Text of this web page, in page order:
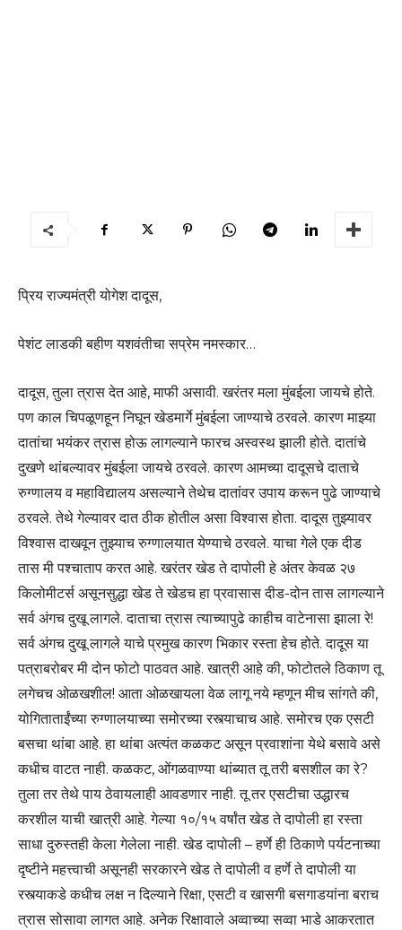
प्रिय राज्यमंत्री योगेश दादूस,
पेशंट लाडकी बहीण यशवंतीचा सप्रेम नमस्कार…
दादूस, तुला त्रास देत आहे, माफी असावी. खरंतर मला मुंबईला जायचे होते.
पण काल चिपळूणहून निघून खेडमार्गे मुंबईला जाण्याचे ठरवले. कारण माझ्या
दातांचा भयंकर त्रास होऊ लागल्याने फारच अस्वस्थ झाली होते. दातांचे
दुखणे थांबल्यावर मुंबईला जायचे ठरवले. कारण आमच्या दादूसचे दाताचे
रुग्णालय व महाविद्यालय असल्याने तेथेच दातांवर उपाय करून पुढे जाण्याचे
ठरवले. तेथे गेल्यावर दात ठीक होतील असा विश्वास होता. दादूस तुझ्यावर
विश्वास दाखवून तुझ्याच रुग्णालयात येण्याचे ठरवले. याचा गेले एक दीड
तास मी पश्चाताप करत आहे. खरंतर खेड ते दापोली हे अंतर केवळ २७
किलोमीटर्स असूनसुद्धा खेड ते खेडच हा प्रवासास दीड-दोन तास लागल्याने
सर्व अंगच दुखू लागले. दाताचा त्रास त्याच्यापुढे काहीच वाटेनासा झाला रे!
सर्व अंगच दुखू लागले याचे प्रमुख कारण भिकार रस्ता हेच होते. दादूस या
पत्राबरोबर मी दोन फोटो पाठवत आहे. खात्री आहे की, फोटोतले ठिकाण तू
लगेचच ओळखशील! आता ओळखायला वेळ लागू नये म्हणून मीच सांगते की,
योगिताताईंच्या रुग्णालयाच्या समोरच्या रस्त्याचाच आहे. समोरच एक एसटी
बसचा थांबा आहे. हा थांबा अत्यंत कळकट असून प्रवाशांना येथे बसावे असे
कधीच वाटत नाही. कळकट, ओंगळवाण्या थांब्यात तू तरी बसशील का रे?
तुला तर तेथे पाय ठेवायलाही आवडणार नाही. तू तर एसटीचा उद्धारच
करशील याची खात्री आहे. गेल्या १०/१५ वर्षांत खेड ते दापोली हा रस्ता
साधा दुरुस्तही केला गेलेला नाही. खेड दापोली – हर्णे ही ठिकाणे पर्यटनाच्या
दृष्टीने महत्त्वाची असूनही सरकारने खेड ते दापोली व हर्णे ते दापोली या
रस्त्याकडे कधीच लक्ष न दिल्याने रिक्षा, एसटी व खासगी बसगाडयांना बराच
त्रास सोसावा लागत आहे. अनेक रिक्षावाले अव्वाच्या सव्वा भाडे आकरतात